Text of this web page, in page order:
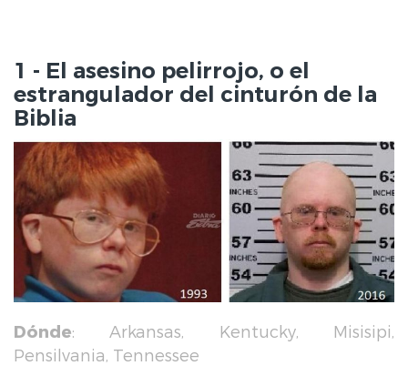
1 - El asesino pelirrojo, o el
estrangulador del cinturón de la
Biblia
Dónde: Arkansas, Kentucky, Misisipi,
Pensilvania, Tennessee